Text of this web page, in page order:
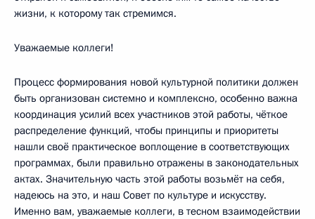
жизни, к которому так стремимся.
Уважаемые коллеги!
Процесс формирования новой культурной политики должен
быть организован системно и комплексно, особенно важна
координация усилий всех участников этой работы, чёткое
распределение функций, чтобы принципы и приоритеты
нашли своё практическое воплощение в соответствующих
программах, были правильно отражены в законодательных
актах. Значительную часть этой работы возьмёт на себя,
надеюсь на это, и наш Совет по культуре и искусству.
Именно вам, уважаемые коллеги, в тесном взаимодействии